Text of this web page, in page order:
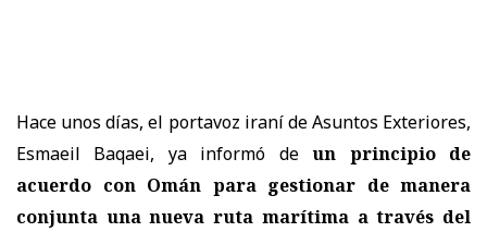
Hace unos días, el portavoz iraní de Asuntos Exteriores,
Esmaeil Baqaei, ya informó deun principio de
acuerdo con Omán para gestionar de manera
conjunta una nueva ruta marítima a través del